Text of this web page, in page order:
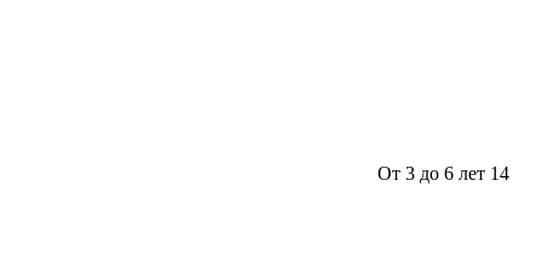
От 3 до 6 лет 14